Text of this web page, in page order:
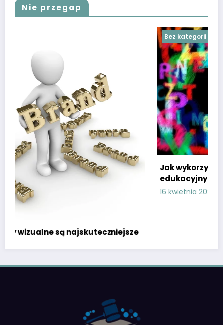
Nie przegap
Jak wykorzystać influencerów w
edukacyjnych?
Natalia Frąckowiak